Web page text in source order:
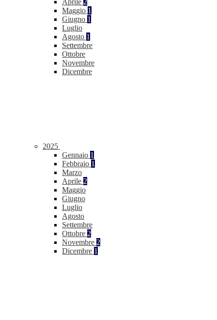
Aprile 2
Maggio 1
Giugno 1
Luglio
Agosto 1
Settembre
Ottobre
Novembre
Dicembre
2025
Gennaio 1
Febbraio 1
Marzo
Aprile 2
Maggio
Giugno
Luglio
Agosto
Settembre
Ottobre 2
Novembre 2
Dicembre 1